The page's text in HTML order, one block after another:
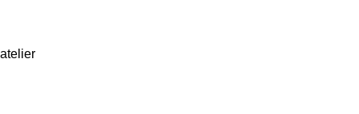
atelier